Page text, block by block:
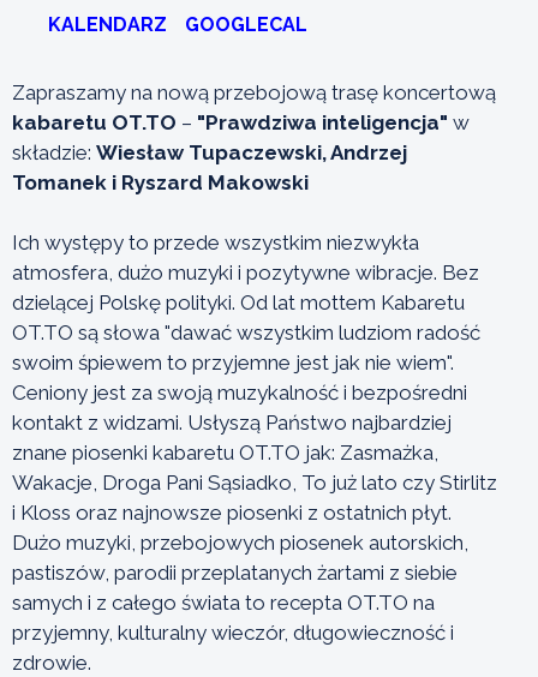
KALENDARZ GOOGLECAL
Zapraszamy na nową przebojową trasę koncertową
kabaretu OT.TO – "Prawdziwa inteligencja" w
składzie: Wiesław Tupaczewski, Andrzej
Tomanek i Ryszard Makowski
Ich występy to przede wszystkim niezwykła
atmosfera, dużo muzyki i pozytywne wibracje. Bez
dzielącej Polskę polityki. Od lat mottem Kabaretu
OT.TO są słowa "dawać wszystkim ludziom radość
swoim śpiewem to przyjemne jest jak nie wiem".
Ceniony jest za swoją muzykalność i bezpośredni
kontakt z widzami. Usłyszą Państwo najbardziej
znane piosenki kabaretu OT.TO jak: Zasmażka,
Wakacje, Droga Pani Sąsiadko, To już lato czy Stirlitz
i Kloss oraz najnowsze piosenki z ostatnich płyt.
Dużo muzyki, przebojowych piosenek autorskich,
pastiszów, parodii przeplatanych żartami z siebie
samych i z całego świata to recepta OT.TO na
przyjemny, kulturalny wieczór, długowieczność i
zdrowie.